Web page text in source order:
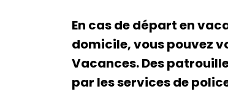
En cas de départ en
domicile, vous pouvez
Vacances. Des
par les services de